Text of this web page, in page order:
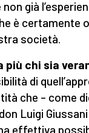
già
è certamente
società.
più chi sia
di
che – come
Luigi Giussani
effettiva